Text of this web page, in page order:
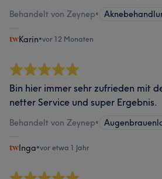
Behandelt von Zeynep•
Karin•vor 12 Monaten
Bin hier immer sehr zufrieden mit
netter Service und super Ergebnis.
Behandelt von Zeynep•
Inga•vor etwa 1 Jahr